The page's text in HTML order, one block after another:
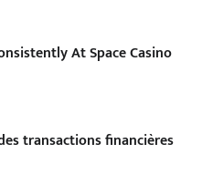
At Space Casino
transactions financières